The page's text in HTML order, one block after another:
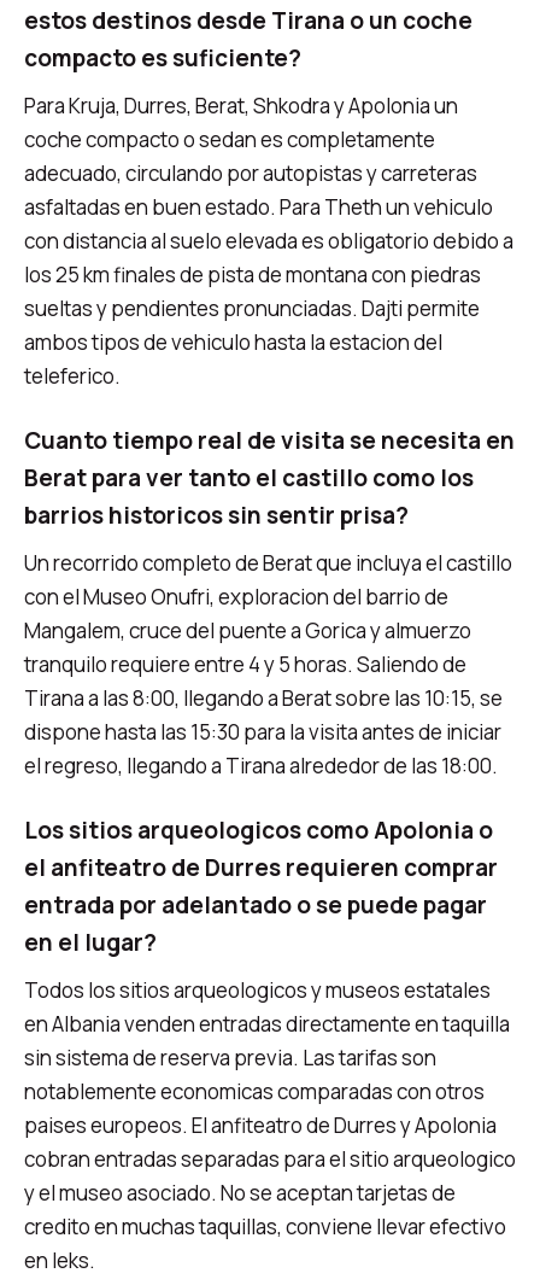
estos destinos desde Tirana o un coche
compacto es suficiente?
Para Kruja, Durres, Berat, Shkodra y Apolonia un
coche compacto o sedan es completamente
adecuado, circulando por autopistas y carreteras
asfaltadas en buen estado. Para Theth un vehiculo
con distancia al suelo elevada es obligatorio debido a
los 25 km finales de pista de montana con piedras
sueltas y pendientes pronunciadas. Dajti permite
ambos tipos de vehiculo hasta la estacion del
teleferico.
Cuanto tiempo real de visita se necesita en
Berat para ver tanto el castillo como los
barrios historicos sin sentir prisa?
Un recorrido completo de Berat que incluya el castillo
con el Museo Onufri, exploracion del barrio de
Mangalem, cruce del puente a Gorica y almuerzo
tranquilo requiere entre 4 y 5 horas. Saliendo de
Tirana a las 8:00, llegando a Berat sobre las 10:15, se
dispone hasta las 15:30 para la visita antes de iniciar
el regreso, llegando a Tirana alrededor de las 18:00.
Los sitios arqueologicos como Apolonia o
el anfiteatro de Durres requieren comprar
entrada por adelantado o se puede pagar
en el lugar?
Todos los sitios arqueologicos y museos estatales
en Albania venden entradas directamente en taquilla
sin sistema de reserva previa. Las tarifas son
notablemente economicas comparadas con otros
paises europeos. El anfiteatro de Durres y Apolonia
cobran entradas separadas para el sitio arqueologico
y el museo asociado. No se aceptan tarjetas de
credito en muchas taquillas, conviene llevar efectivo
en leks.